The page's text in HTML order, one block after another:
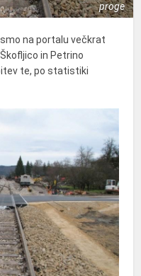
proge
na portalu večkrat
in Petrino
te, po statistiki